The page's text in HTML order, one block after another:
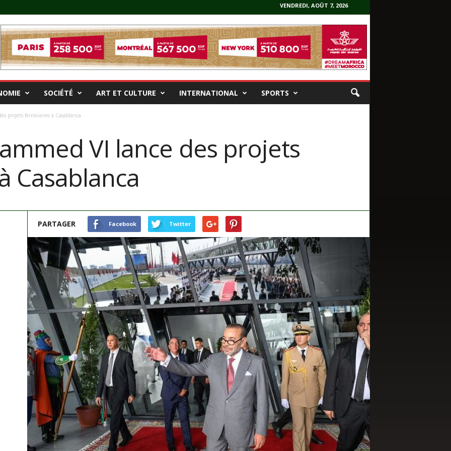
VENDREDI, AOÛT 7, 2026
SOCIÉTÉ ART ET CULTURE INTERNATIONAL SPORTS
projets ferroviaires à Casablanca
VI lance des projets
Casablanca
PARTAGER Facebook Twitter